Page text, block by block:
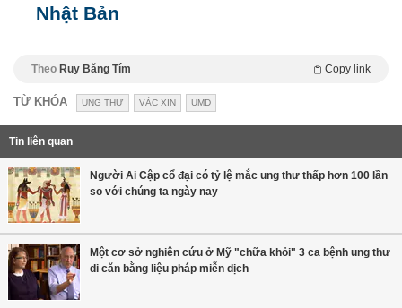
Nhật Bản
Theo Ruy Băng Tím Copy link
TỪ KHÓA UNG THƯ VẮC XIN UMD
Tin liên quan
Người Ai Cập cổ đại có tỷ lệ mắc ung thư thấp hơn 100 lần
so với chúng ta ngày nay
Một cơ sở nghiên cứu ở Mỹ "chữa khỏi" 3 ca bệnh ung thư
di căn bằng liệu pháp miễn dịch